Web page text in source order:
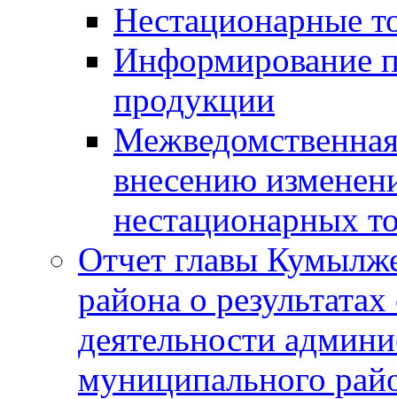
Нестационарные
Информирование
продукции
внесению
нестационарных
Отчет главы
района о
деятельности
муниципального